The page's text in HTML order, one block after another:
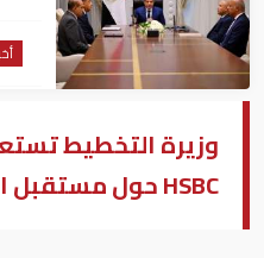
وزيرة التخطيط
HSBC حول مستقبل الأعمال في مصر